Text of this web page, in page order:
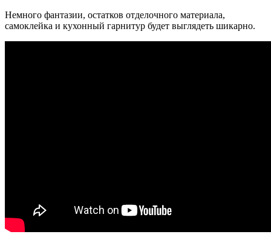
Немного фантазии, остатков отделочного материала,
самоклейка и кухонный гарнитур будет выглядеть шикарно.